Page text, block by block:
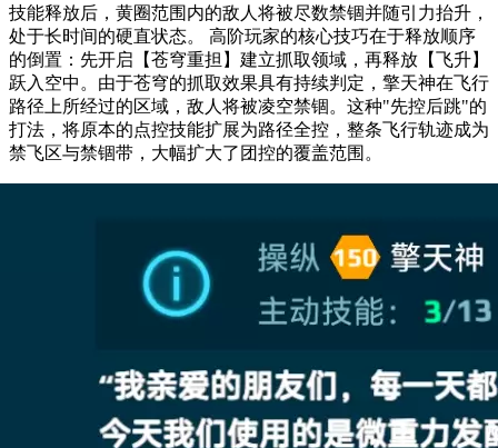
技能释放后，黄圈范围内的敌人将被尽数禁锢并随引力抬升，
处于长时间的硬直状态。 高阶玩家的核心技巧在于释放顺序
的倒置：先开启【苍穹重担】建立抓取领域，再释放【飞升】
跃入空中。由于苍穹的抓取效果具有持续判定，擎天神在飞行
路径上所经过的区域，敌人将被凌空禁锢。这种"先控后跳"的
打法，将原本的点控技能扩展为路径全控，整条飞行轨迹成为
禁飞区与禁锢带，大幅扩大了团控的覆盖范围。